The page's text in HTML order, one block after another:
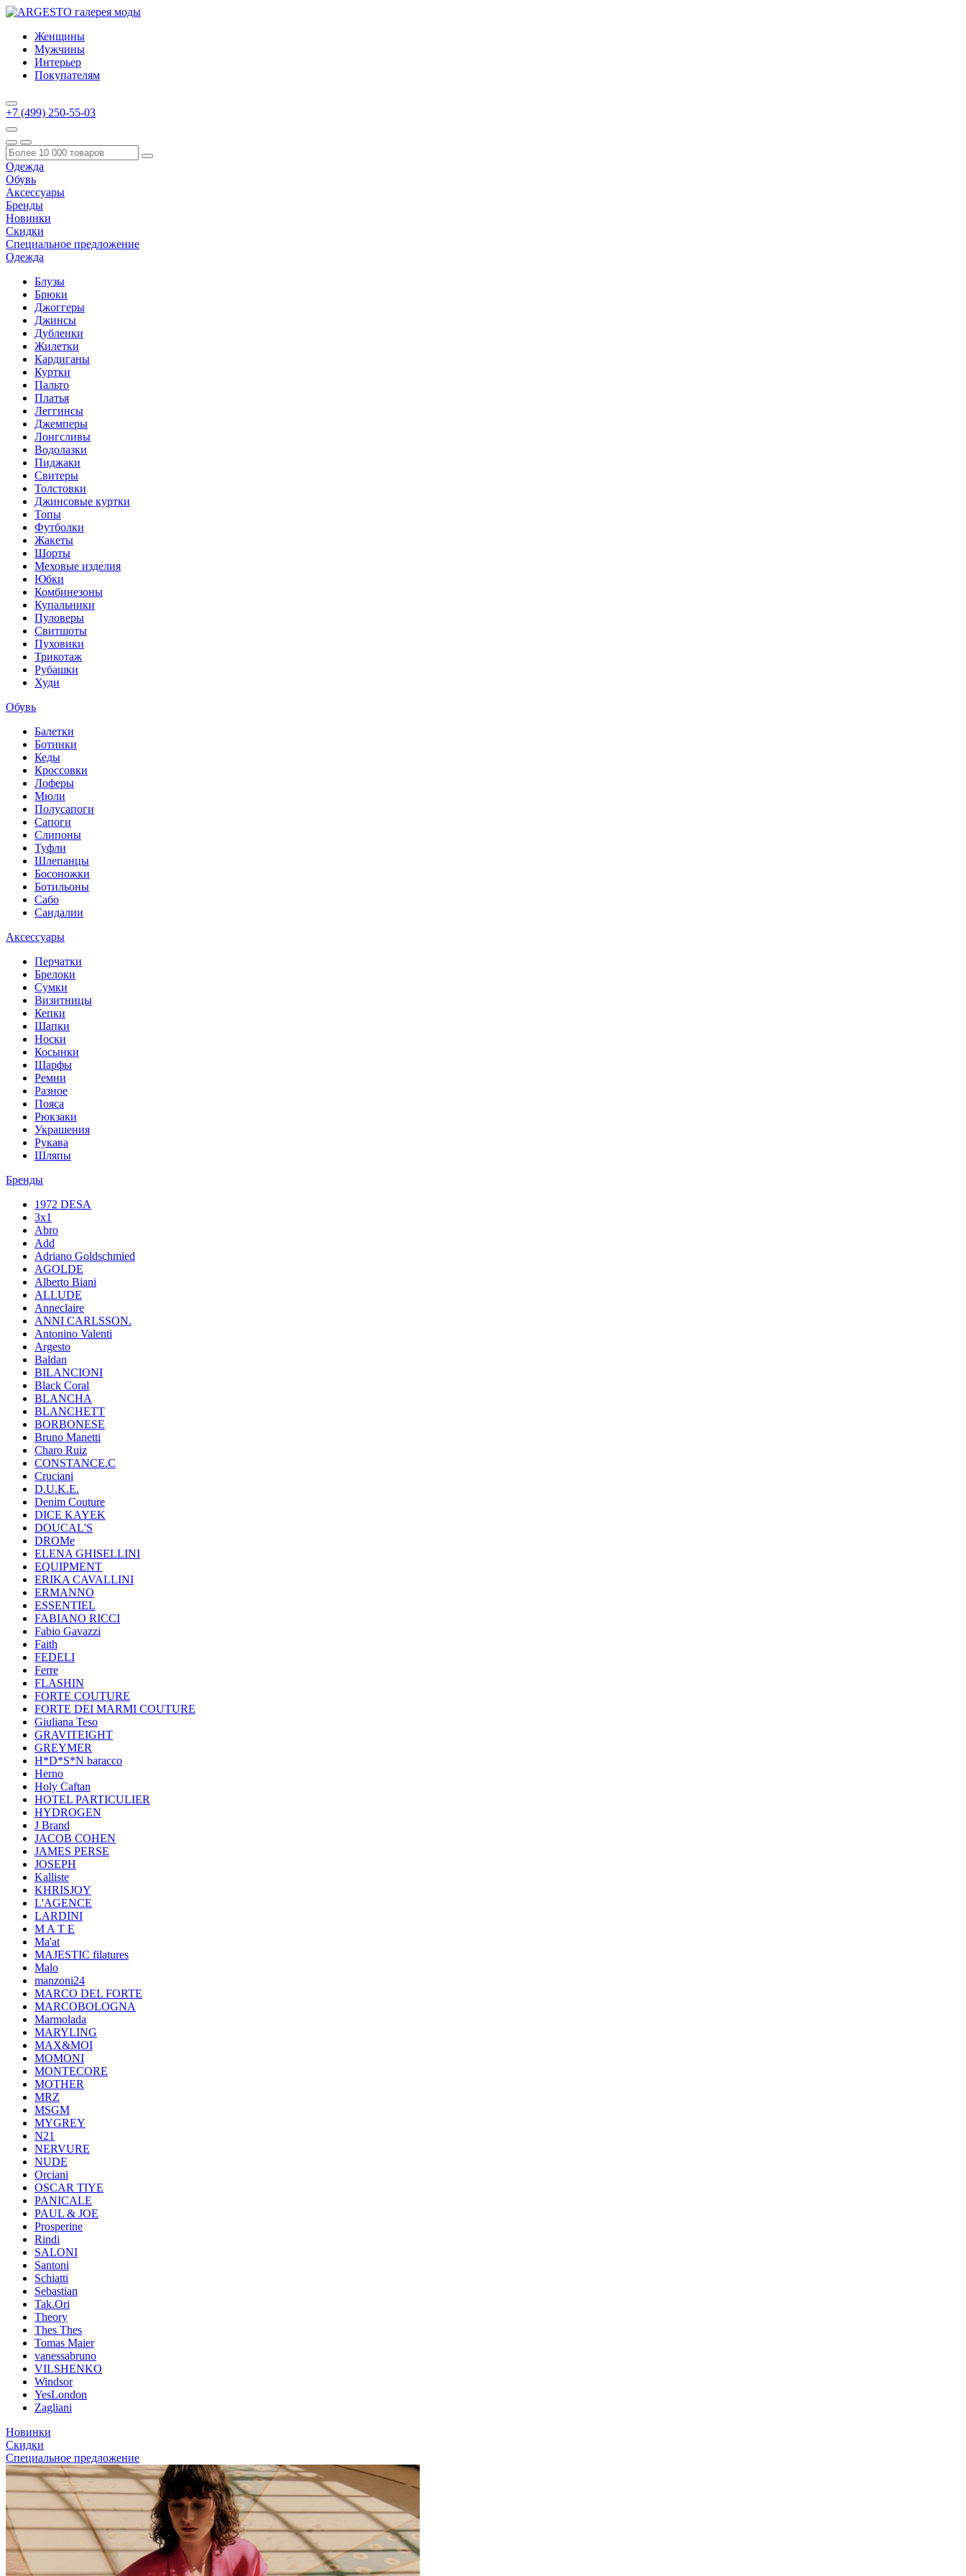
Женщины
Мужчины
Интерьер
Покупателям
+7 (499) 250-55-03
Одежда
Обувь
Аксессуары
Бренды
Новинки
Скидки
Специальное предложение
Одежда
Блузы
Брюки
Джоггеры
Джинсы
Дубленки
Жилетки
Кардиганы
Куртки
Пальто
Платья
Леггинсы
Джемперы
Лонгсливы
Водолазки
Пиджаки
Свитеры
Толстовки
Джинсовые куртки
Топы
Футболки
Жакеты
Шорты
Меховые изделия
Юбки
Комбинезоны
Купальники
Пуловеры
Свитшоты
Пуховики
Трикотаж
Рубашки
Худи
Обувь
Балетки
Ботинки
Кеды
Кроссовки
Лоферы
Мюли
Полусапоги
Сапоги
Слипоны
Туфли
Шлепанцы
Босоножки
Ботильоны
Сабо
Сандалии
Аксессуары
Перчатки
Брелоки
Сумки
Визитницы
Кепки
Шапки
Носки
Косынки
Шарфы
Ремни
Разное
Пояса
Рюкзаки
Украшения
Рукава
Шляпы
Бренды
1972 DESA
3x1
Abro
Add
Adriano Goldschmied
AGOLDE
Alberto Biani
ALLUDE
Anneclaire
ANNI CARLSSON.
Antonino Valenti
Argesto
Baldan
BILANCIONI
Black Coral
BLANCHA
BLANCHETT
BORBONESE
Bruno Manetti
Charo Ruiz
CONSTANCE.C
Cruciani
D.U.K.E.
Denim Couture
DICE KAYEK
DOUCAL'S
DROMe
ELENA GHISELLINI
EQUIPMENT
ERIKA CAVALLINI
ERMANNO
ESSENTIEL
FABIANO RICCI
Fabio Gavazzi
Faith
FEDELI
Ferre
FLASHIN
FORTE COUTURE
FORTE DEI MARMI COUTURE
Giuliana Teso
GRAVITEIGHT
GREYMER
H*D*S*N baracco
Herno
Holy Caftan
HOTEL PARTICULIER
HYDROGEN
J Brand
JACOB COHEN
JAMES PERSE
JOSEPH
Kalliste
KHRISJOY
L'AGENCE
LARDINI
M A T E
Ma'at
MAJESTIC filatures
Malo
manzoni24
MARCO DEL FORTE
MARCOBOLOGNA
Marmolada
MARYLING
MAX&MOI
MOMONI
MONTECORE
MOTHER
MRZ
MSGM
MYGREY
N21
NERVURE
NUDE
Orciani
OSCAR TIYE
PANICALE
PAUL & JOE
Prosperine
Rindi
SALONI
Santoni
Schiatti
Sebastian
Tak.Ori
Theory
Thes Thes
Tomas Maier
vanessabruno
VILSHENKO
Windsor
YesLondon
Zagliani
Новинки
Скидки
Специальное предложение